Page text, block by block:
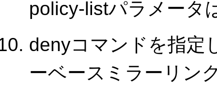
policy-listパラメータ
denyコマンドを指定
ーベースミラーリン